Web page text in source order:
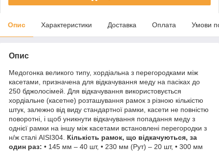
Опис Характеристики Доставка Оплата Умови
Опис
Медогонка великого типу, хордіальна з перегородками між
касетами, призначена для відкачування меду на пасіках до
250 бджолосімей. Для відкачування використовується
хордіальне (касетне) розташування рамок з різною кількістю
штук, залежно від виду стандартної рамки, касети не повністю
поворотні, і щоб уникнути відкачування попадання меду з
однієї рамки на іншу між касетами встановлені перегородки з
н/ж сталі AISI304. Кількість рамок, що відкачуються, за
один раз: • 145 мм – 40 шт, • 230 мм (Рут) – 20 шт, • 300 мм